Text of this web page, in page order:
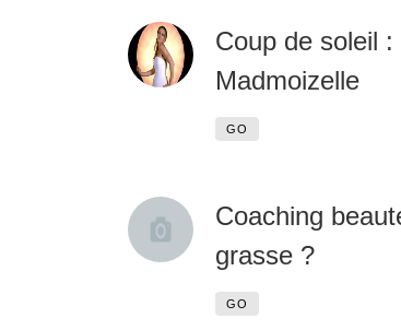
Coup de soleil
Madmoizelle
GO
Coaching
grasse ?
GO